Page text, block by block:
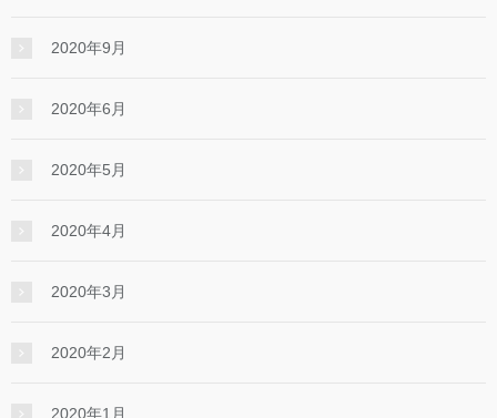
2020年9月
2020年6月
2020年5月
2020年4月
2020年3月
2020年2月
2020年1月